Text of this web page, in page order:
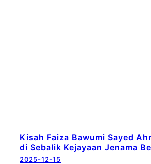
Kisah Faiza Bawumi Sayed
di Sebalik Kejayaan Jenama
2025-12-15